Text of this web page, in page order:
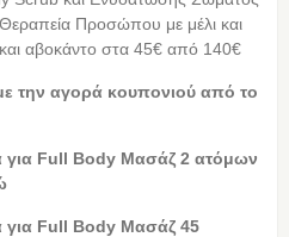
Προσώπου με μέλι και
και αβοκάντο στα 45€ από 140€
την αγορά κουπονιού από τo
για Full Body Μασάζ 2 ατόμων
για Full Body Μασάζ 45